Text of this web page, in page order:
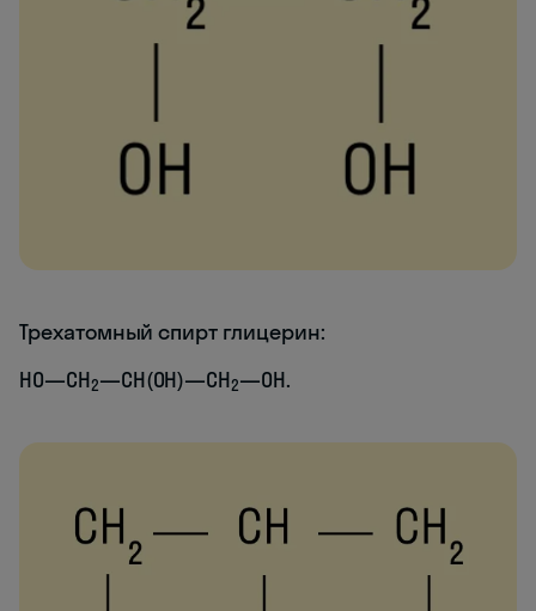
Трехатомный спирт глицерин:
HO—CH2—CH(OH)—CH2—OH.